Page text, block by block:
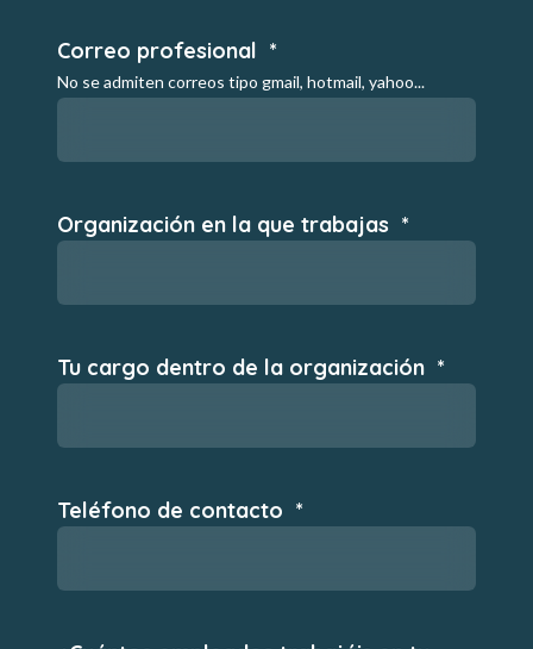
Correo profesional *
No se admiten correos tipo gmail, hotmail, yahoo...
Organización en la que trabajas *
Tu cargo dentro de la organización *
Teléfono de contacto *